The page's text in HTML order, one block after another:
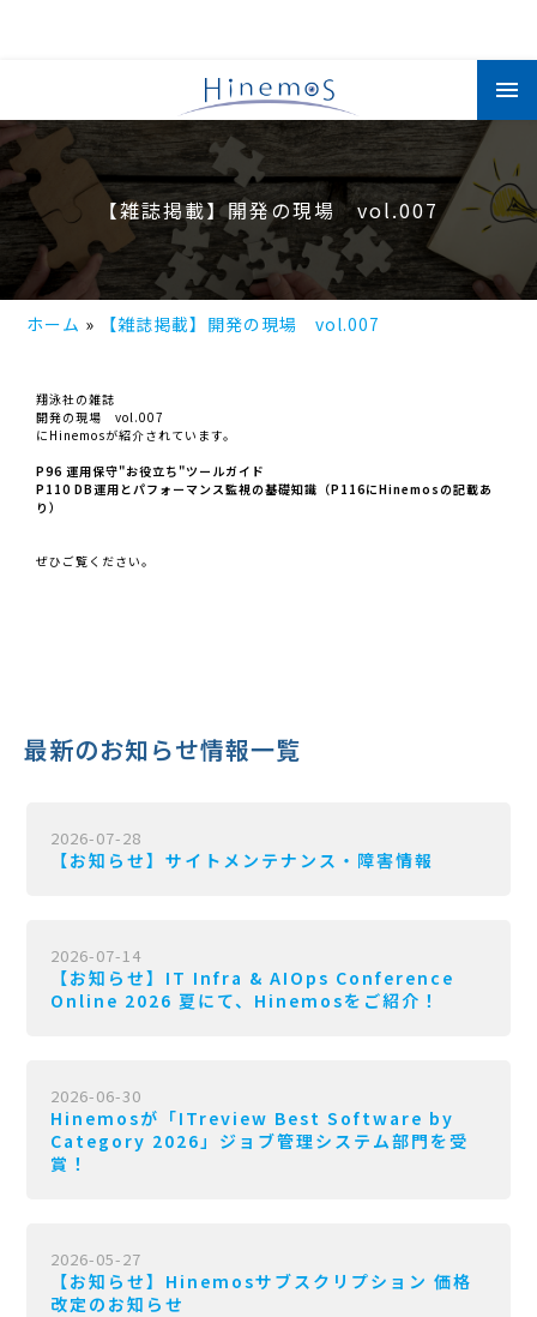
コ
ン
テ
【雑誌掲載】開発の現場 vol.007
ホーム 【雑誌掲載】開発の現場 vol.007
翔泳社の雑誌
開発の現場 vol.007
にHinemosが紹介されています。
P96 運用保守"お役立ち"ツールガイド
P110 DB運用とパフォーマンス監視の基礎知識（P116にHinemosの記載あ
り）
ぜひご覧ください。
最新のお知らせ情報一覧
2026-07-28
【お知らせ】サイトメンテナンス・障害情報
2026-07-14
【お知らせ】IT Infra & AIOps Conference
Online 2026 夏にて、Hinemosをご紹介！
2026-06-30
Hinemosが「ITreview Best Software by
Category 2026」ジョブ管理システム部門を受
賞！
2026-05-27
【お知らせ】Hinemosサブスクリプション 価格
改定のお知らせ